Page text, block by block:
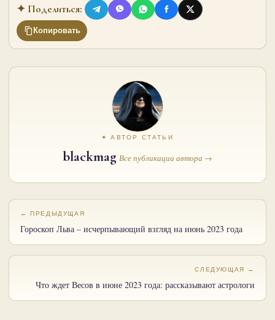
✦ Поделиться:
Копировать
✦ АВТОР СТАТЬИ
blackmag Все публикации автора →
← ПРЕДЫДУЩАЯ
Гороскоп Льва – исчерпывающий взгляд на июнь 2023 года
СЛЕДУЮЩАЯ →
Что ждет Весов в июне 2023 года: рассказывают астрологи